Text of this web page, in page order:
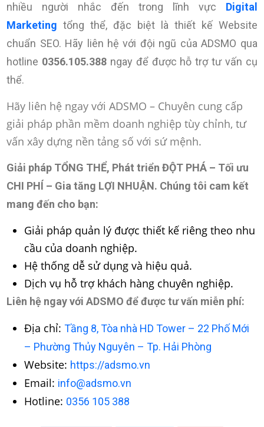
nhiều người nhắc đến trong lĩnh vực Digital
Marketing tổng thể, đặc biệt là thiết kế Website
chuẩn SEO. Hãy liên hệ với đội ngũ của ADSMO qua
hotline 0356.105.388 ngay để được hỗ trợ tư vấn cụ
thể.
Hãy liên hệ ngay với ADSMO – Chuyên cung cấp
giải pháp phần mềm doanh nghiệp tùy chỉnh, tư
vấn xây dựng nền tảng số với sứ mệnh.
Giải pháp TỔNG THỂ, Phát triển ĐỘT PHÁ – Tối ưu
CHI PHÍ – Gia tăng LỢI NHUẬN. Chúng tôi cam kết
mang đến cho bạn:
Giải pháp quản lý được thiết kế riêng theo nhu
cầu của doanh nghiệp.
Hệ thống dễ sử dụng và hiệu quả.
Dịch vụ hỗ trợ khách hàng chuyên nghiệp.
Liên hệ ngay với ADSMO để được tư vấn miễn phí:
Địa chỉ:Tầng 8, Tòa nhà HD Tower – 22 Phố Mới
– Phường Thủy Nguyên – Tp. Hải Phòng
Website: https://adsmo.vn
Email: info@adsmo.vn
Hotline: 0356 105 388